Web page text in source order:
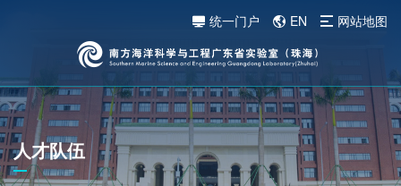
统一门户 EN 网站地图
人才队伍